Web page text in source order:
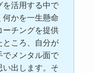
を活用する中で
何かを一生懸命
ーチングを提供
ところ、自分が
でメンタル面で
い出します。そ